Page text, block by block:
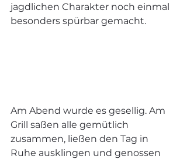
jagdlichen Charakter noch einmal
besonders spürbar gemacht.
Am Abend wurde es gesellig. Am
Grill saßen alle gemütlich
zusammen, ließen den Tag in
Ruhe ausklingen und genossen